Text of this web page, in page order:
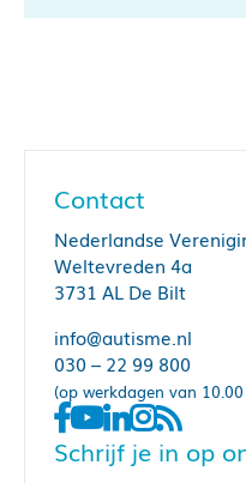
Contact
Nederlandse
Weltevreden 4a
3731 AL De Bilt
info@autisme.nl
030 – 22 99 800
(op werkdagen van
Schrijf je in op